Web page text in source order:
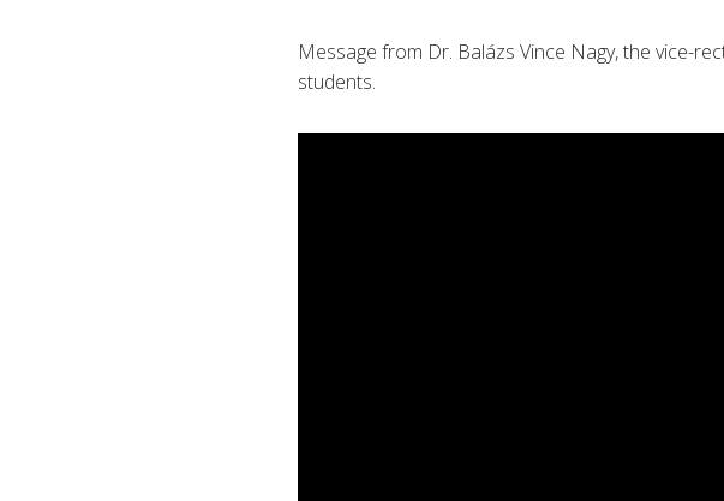
Message from Dr. Balázs Vince Nagy, the vice-
students.